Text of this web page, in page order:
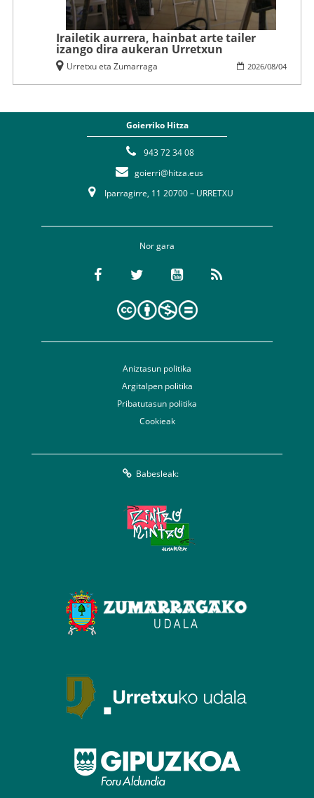
Irailetik aurrera, hainbat arte tailer
izango dira aukeran Urretxun
2026/08/04
Urretxu eta Zumarraga
Goierriko Hitza
943 72 34 08
goierri@hitza.eus
Iparragirre, 11 20700 – URRETXU
Nor gara
Aniztasun politika
Argitalpen politika
Pribatutasun politika
Cookieak
Babesleak: